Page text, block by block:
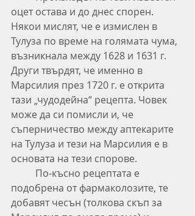
оцет остава и до днес спорен.
Някои мислят, че е измислен в
Тулуза по време на голямата чума,
възникнала между 1628 и 1631 г.
Други твърдят, че именно в
Марсилия през 1720 г. е открита
тази „чудодейна“ рецепта. Човек
може да си помисли и, че
съперничество между аптекарите
на Тулуза и тези на Марсилия е в
основата на тeзи спорове.
подобрена от фармаколозите, те
добавят чесън (толкова скъп за